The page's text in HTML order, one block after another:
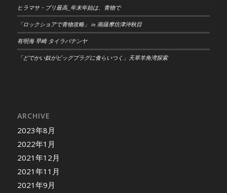
ヒラマサ・ブリ最高_年末年始は、青物で
「ロックショアで青物攻略」 in 南薩摩坊津沖秋目
有明海 早崎 タイラバテンヤ
「どでかい奴がビッグプラグに食らいつく」天草羊角湾探索
ARCHIVE
2023年8月
2022年1月
2021年12月
2021年11月
2021年9月